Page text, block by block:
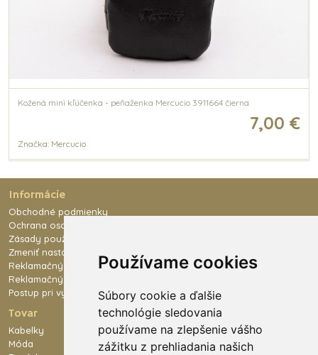
Používame cookies
Súbory cookie a ďalšie
technológie sledovania
používame na zlepšenie vášho
zážitku z prehliadania našich
Kožená mini kľúčenka - peňaženka Mercucio 3911664 čierna
7,00 €
Značka: Mercucio
Informácie
Obchodné podmienky
Ochrana osobných údajov
Zásady používania súborov cookies
Zmeniť nastavenie cookies
Reklamačný poriadok
Reklamačný formulár
Postup pri výmene tovaru
Tovar
Kabelky
Móda